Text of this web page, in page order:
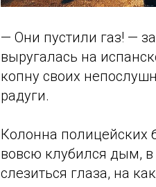
— Они пустили газ! —
выругалась на
копну своих
радуги.
Колонна полицейских
вовсю клубился дым, в
слезиться глаза, на